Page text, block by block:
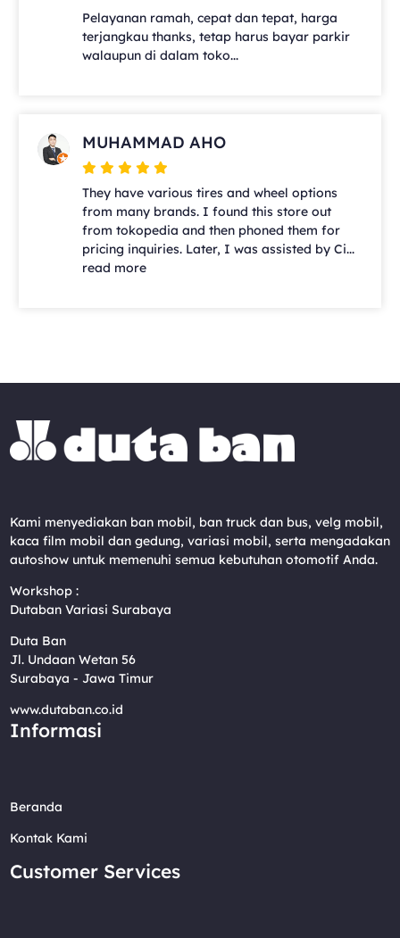
Pelayanan ramah, cepat dan tepat, harga
terjangkau thanks, tetap harus bayar parkir
walaupun di dalam toko...
MUHAMMAD AHO
They have various tires and wheel options
from many brands. I found this store out
from tokopedia and then phoned them for
pricing inquiries. Later, I was assisted by Ci...
read more
Kami menyediakan ban mobil, ban truck dan bus, velg mobil,
kaca film mobil dan gedung, variasi mobil, serta mengadakan
autoshow untuk memenuhi semua kebutuhan otomotif Anda.
Workshop :
Dutaban Variasi Surabaya
Duta Ban
Jl. Undaan Wetan 56
Surabaya - Jawa Timur
www.dutaban.co.id
Informasi
Beranda
Kontak Kami
Customer Services